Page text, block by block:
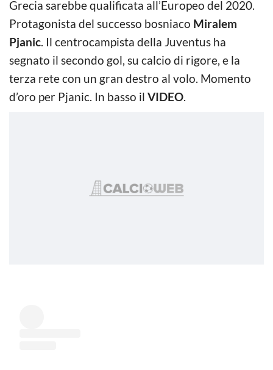
Grecia sarebbe qualificata all’Europeo del 2020.
Protagonista del successo bosniaco Miralem
Pjanic. Il centrocampista della Juventus ha
segnato il secondo gol, su calcio di rigore, e la
terza rete con un gran destro al volo. Momento
d’oro per Pjanic. In basso il VIDEO.